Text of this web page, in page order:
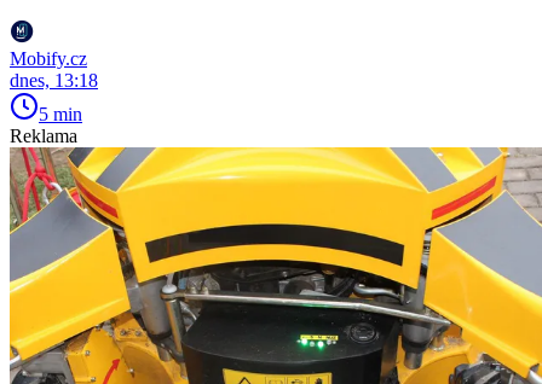
Mobify.cz
dnes, 13:18
5 min
Reklama